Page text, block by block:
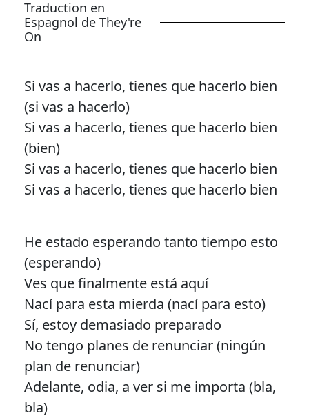
Traduction en
Espagnol de They're
On
Si vas a hacerlo, tienes que hacerlo bien
(si vas a hacerlo)
Si vas a hacerlo, tienes que hacerlo bien
(bien)
Si vas a hacerlo, tienes que hacerlo bien
Si vas a hacerlo, tienes que hacerlo bien
He estado esperando tanto tiempo esto
(esperando)
Ves que finalmente está aquí
Nací para esta mierda (nací para esto)
Sí, estoy demasiado preparado
No tengo planes de renunciar (ningún
plan de renunciar)
Adelante, odia, a ver si me importa (bla,
bla)